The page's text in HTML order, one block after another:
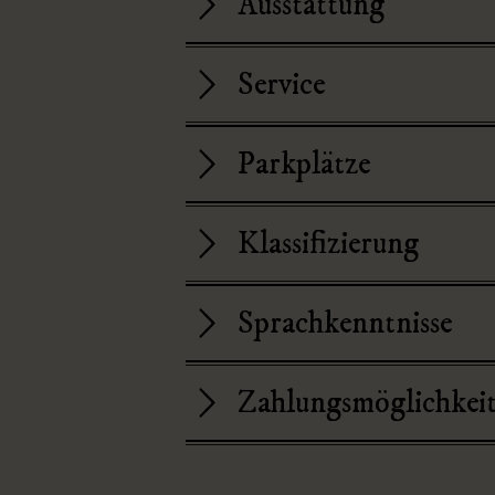
w
a
l
Service
Parkplätze
Klassifizierung
Sprachkenntnisse